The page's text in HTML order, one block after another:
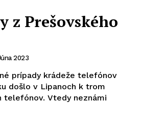
z Prešovského
2023
prípady krádeže telefónov
telefónov. Vtedy neznámi